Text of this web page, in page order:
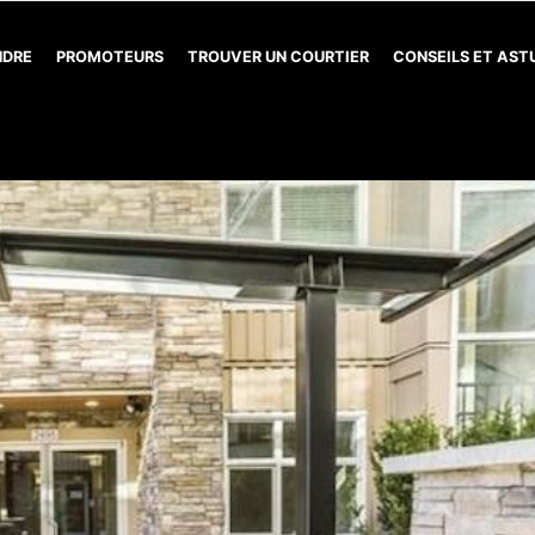
PROMOTEURS TROUVER UN COURTIER CONSEILS ET